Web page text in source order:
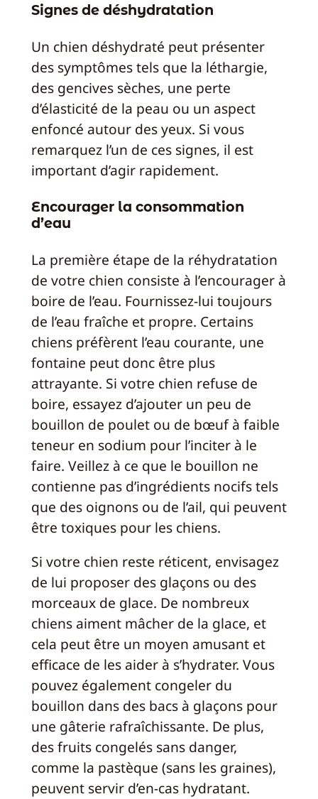
Signes de déshydratation
Un chien déshydraté peut présenter
des symptômes tels que la léthargie,
des gencives sèches, une perte
d’élasticité de la peau ou un aspect
enfoncé autour des yeux. Si vous
remarquez l’un de ces signes, il est
important d’agir rapidement.
Encourager la consommation
d’eau
La première étape de la réhydratation
de votre chien consiste à l’encourager à
boire de l’eau. Fournissez-lui toujours
de l’eau fraîche et propre. Certains
chiens préfèrent l’eau courante, une
fontaine peut donc être plus
attrayante. Si votre chien refuse de
boire, essayez d’ajouter un peu de
bouillon de poulet ou de bœuf à faible
teneur en sodium pour l’inciter à le
faire. Veillez à ce que le bouillon ne
contienne pas d’ingrédients nocifs tels
que des oignons ou de l’ail, qui peuvent
être toxiques pour les chiens.
Si votre chien reste réticent, envisagez
de lui proposer des glaçons ou des
morceaux de glace. De nombreux
chiens aiment mâcher de la glace, et
cela peut être un moyen amusant et
efficace de les aider à s’hydrater. Vous
pouvez également congeler du
bouillon dans des bacs à glaçons pour
une gâterie rafraîchissante. De plus,
des fruits congelés sans danger,
comme la pastèque (sans les graines),
peuvent servir d’en-cas hydratant.